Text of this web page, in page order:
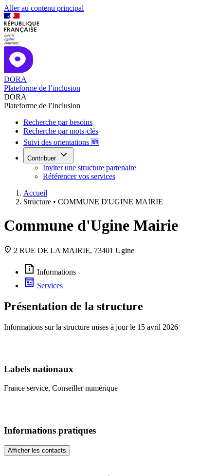
Aller au contenu principal
DORA
Plateforme de l’inclusion
DORA
Plateforme de l’inclusion
Recherche par besoins
Recherche par mots-clés
Suivi des orientations 🆕
Contribuer
Inviter une structure partenaire
Référencer vos services
Accueil
Structure • COMMUNE D'UGINE MAIRIE
Commune d'Ugine Mairie
2 RUE DE LA MAIRIE, 73401 Ugine
Informations
Services
Présentation de la structure
Informations sur la structure mises à jour le 15 avril 2026
Labels nationaux
France service, Conseiller numérique
Informations pratiques
Afficher les contacts